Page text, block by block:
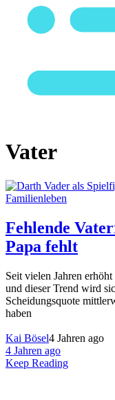
Vater
Familienleben
Fehlende
Papa fehlt
Seit vielen Jahren
und dieser Trend wird
Scheidungsquote
haben
Kai Bösel4 Jahren ago
4 Jahren ago
Keep Reading